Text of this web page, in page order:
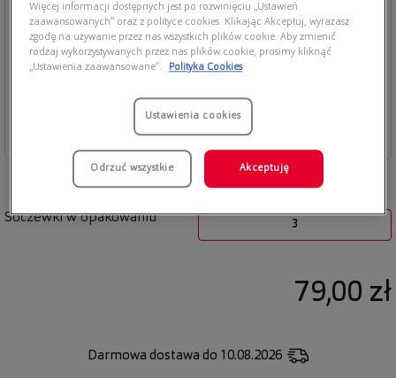
Soczewki w opakowaniu 3
79,00 zł
Darmowa dostawa do 10.08.2026
Więcej informacji dostępnych jest po rozwinięciu „Ustawień
zaawansowanych” oraz z polityce cookies. Klikając Akceptuj, wyrażasz
zgodę na używanie przez nas wszystkich plików cookie. Aby zmienić
rodzaj wykorzystywanych przez nas plików cookie, prosimy kliknąć
„Ustawienia zaawansowane”.
Polityka Cookies
Ustawienia cookies
Odrzuć wszystkie Akceptuję